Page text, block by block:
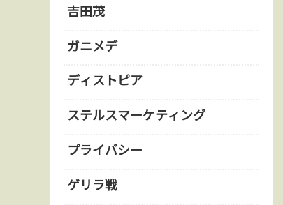
吉田茂
ガニメデ
ディストピア
ステルスマーケティング
プライバシー
ゲリラ戦